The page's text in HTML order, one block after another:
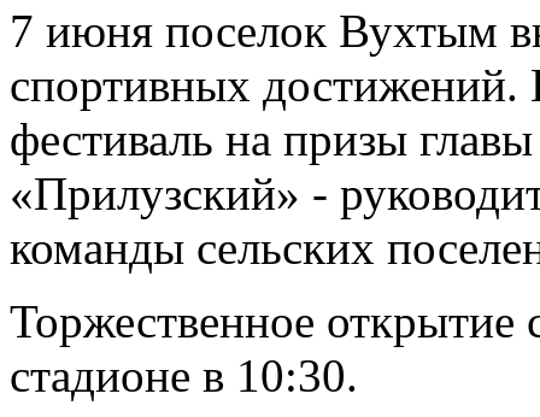
7 июня поселок Вухтым
спортивных
фестиваль на призы
«Прилузский» -
команды сельских
Торжественное открытие
стадионе в 10:30.